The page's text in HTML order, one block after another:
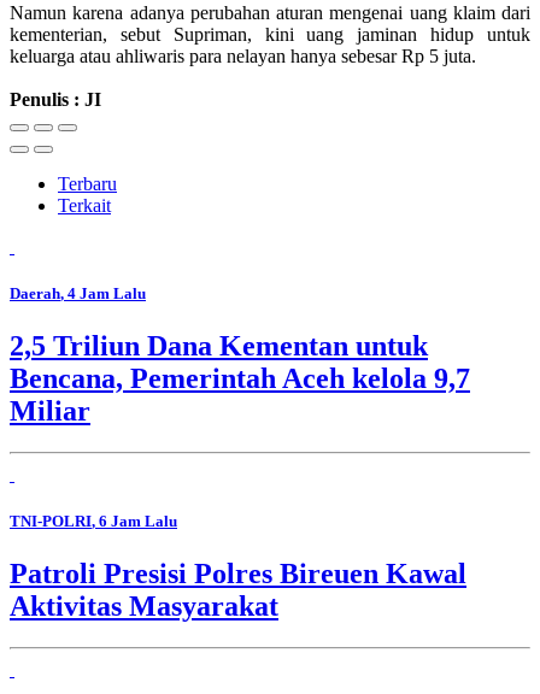
Namun karena adanya perubahan aturan mengenai uang klaim dari
kementerian, sebut Supriman, kini uang jaminan hidup untuk
keluarga atau ahliwaris para nelayan hanya sebesar Rp 5 juta.
Penulis : JI
Terbaru
Terkait
Daerah, 4 Jam Lalu
2,5 Triliun Dana Kementan untuk
Bencana, Pemerintah Aceh kelola 9,7
Miliar
TNI-POLRI, 6 Jam Lalu
Patroli Presisi Polres Bireuen Kawal
Aktivitas Masyarakat